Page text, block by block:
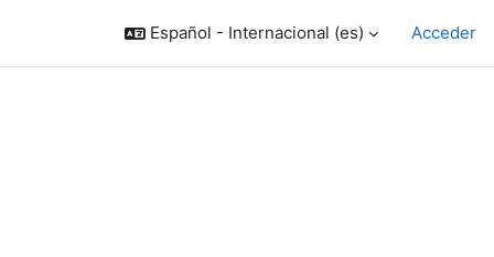
Español - Internacional ‎(es)‎ Acceder